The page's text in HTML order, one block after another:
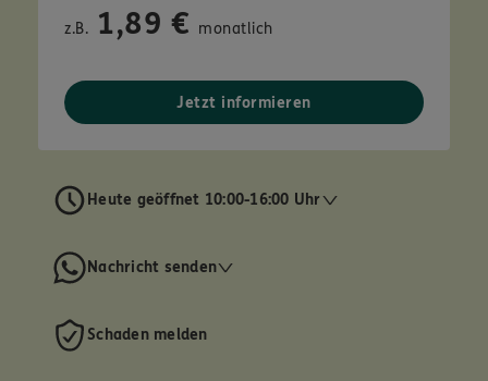
z.B. 1,89 € monatlich
Jetzt informieren
Heute geöffnet 10:00-16:00 Uhr
Nachricht senden
Schaden melden